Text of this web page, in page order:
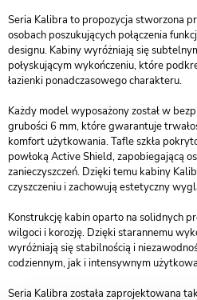
Seria Kalibra to propozycja stworzona
osobach poszukujących połączenia
designu. Kabiny wyróżniają się
połyskującym wykończeniu, które
łazienki ponadczasowego charakteru.
Każdy model wyposażony został w
grubości 6 mm, które gwarantuje
komfort użytkowania. Tafle szkła
powłoką Active Shield, zapobiegającą
zanieczyszczeń. Dzięki temu kabiny
czyszczeniu i zachowują estetyczny
Konstrukcję kabin oparto na solidnych
wilgoci i korozję. Dzięki starannemu
wyróżniają się stabilnością i
codziennym, jak i intensywnym
Seria Kalibra została zaprojektowana